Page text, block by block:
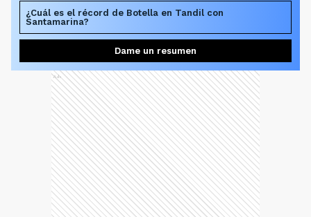
¿Cuál es el récord de Botella en Tandil con
Santamarina?
Dame un resumen
Ads